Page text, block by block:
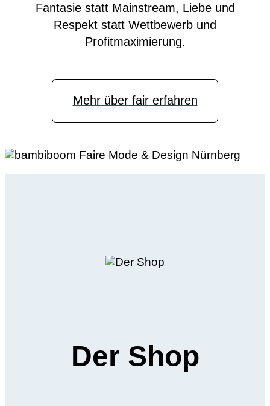
Fantasie statt Mainstream, Liebe und
Respekt statt Wettbewerb und
Profitmaximierung.
Mehr über fair erfahren
Der Shop